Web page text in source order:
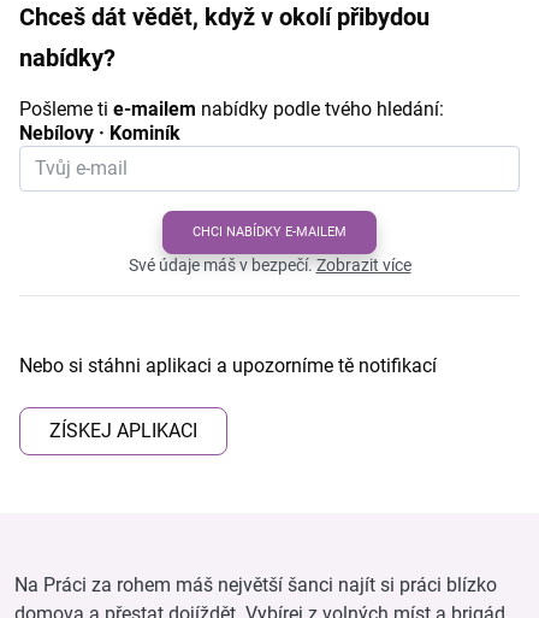
Chceš dát vědět, když v okolí přibydou
nabídky?
Pošleme ti e-mailem nabídky podle tvého hledání:
Nebílovy · Kominík
CHCI NABÍDKY E-MAILEM
Své údaje máš v bezpečí.Zobrazit více
Nebo si stáhni aplikaci a upozorníme tě notifikací
ZÍSKEJ APLIKACI
Na Práci za rohem máš největší šanci najít si práci blízko
domova a přestat dojíždět. Vybírej z volných míst a brigád